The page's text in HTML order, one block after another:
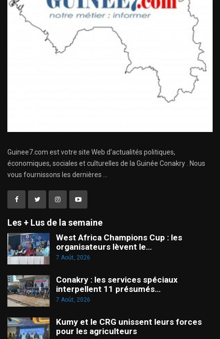
Guinee7.com est votre site Web d'actualités politiques,
économiques, sociales et culturelles de la Guinée Conakry . Nous
vous fournissons les dernières ...
Les + Lus de la semaine
West Africa Champions Cup : les
organisateurs lèvent le…
7 Août, 2026
Conakry : les services spéciaux
interpellent 11 présumés…
7 Août, 2026
Kumy et le CRG unissent leurs forces
pour les agriculteurs